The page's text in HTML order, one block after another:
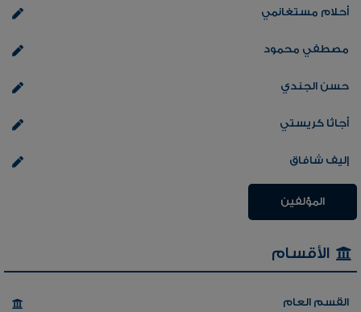
أحلام مستغانمي
مصطفي محمود
حسن الجندي
أجاثا كريستي
إليف شافاق
المؤلفين
الأقسام
القسم العام